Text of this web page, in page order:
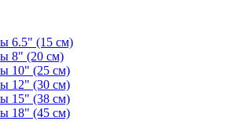
6.5" (15 см)
8" (20 см)
10" (25 см)
12" (30 см)
15" (38 см)
18" (45 см)